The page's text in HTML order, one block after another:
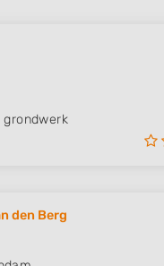
grondwerk
den Berg